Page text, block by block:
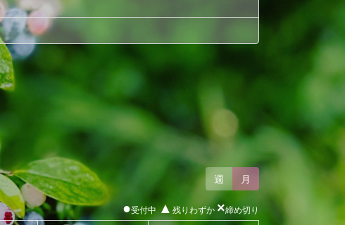
週 月
●受付中 ▲ 残りわずか ×締め切り